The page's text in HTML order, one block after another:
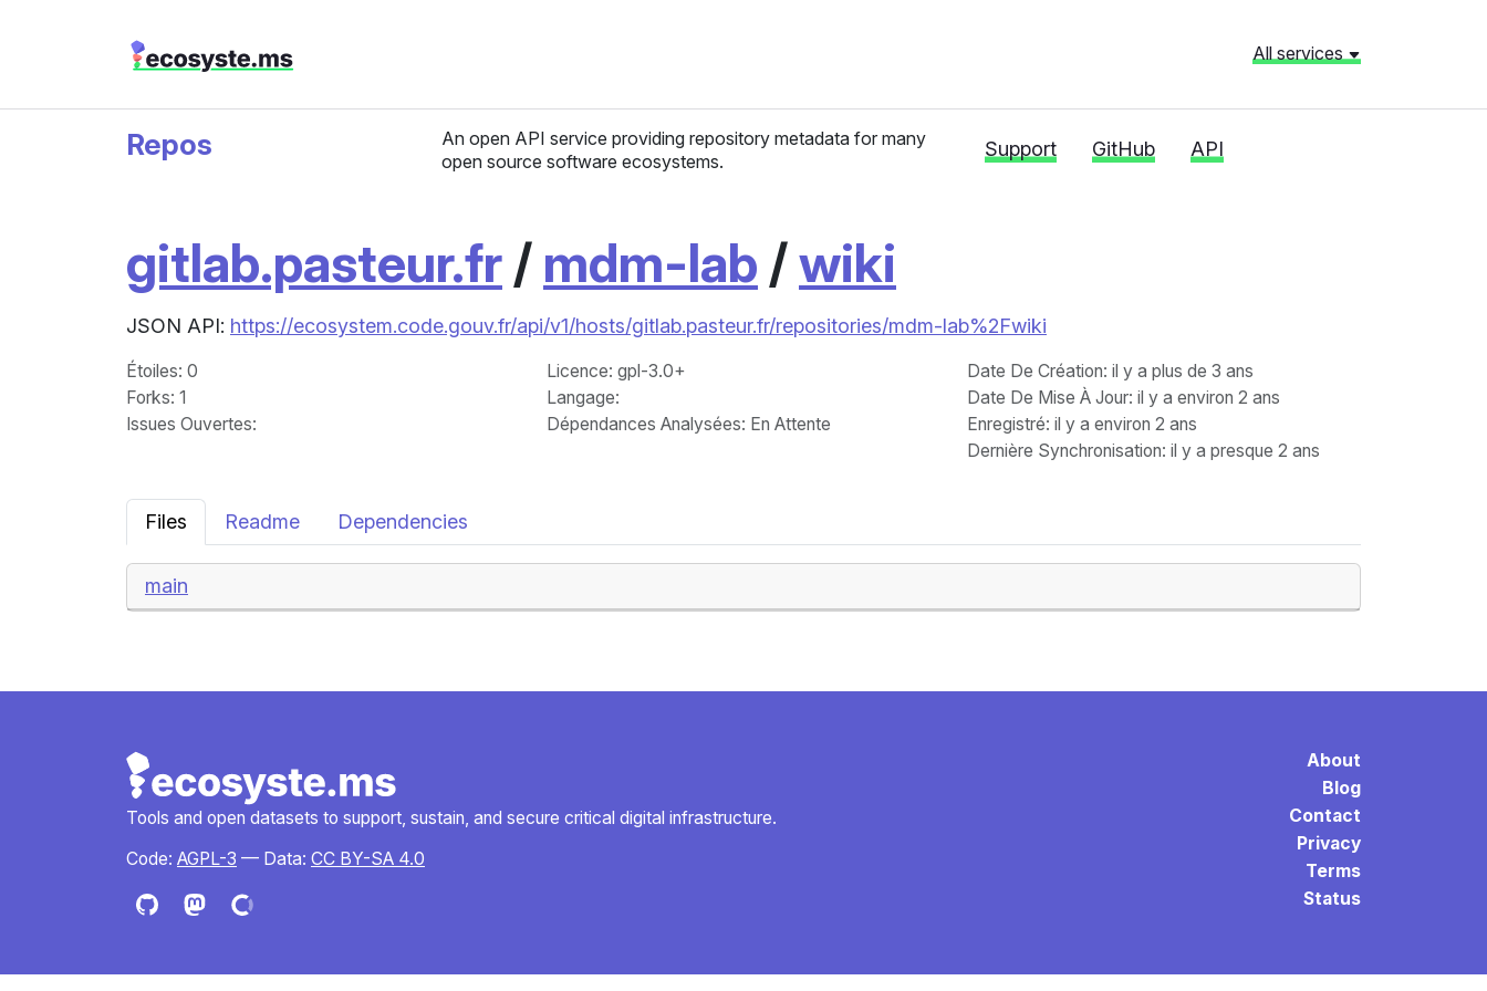
All services
Repos
An open API service providing repository metadata for many
open source software ecosystems.
Support GitHub API
gitlab.pasteur.fr/ mdm-lab /wiki
JSON API: https://ecosystem.code.gouv.fr/api/v1/hosts/gitlab.pasteur.fr/repositories/mdm-lab%2Fwiki
Étoiles: 0
Forks: 1
Issues Ouvertes:
Licence: gpl-3.0+
Langage:
Dépendances Analysées: En Attente
Date De Création: il y a plus de 3 ans
Date De Mise À Jour: il y a environ 2 ans
Enregistré: il y a environ 2 ans
Dernière Synchronisation: il y a presque 2 ans
Files Readme Dependencies
main
Tools and open datasets to support, sustain, and secure critical digital infrastructure.
Code: AGPL-3 — Data: CC BY-SA 4.0
About
Blog
Contact
Privacy
Terms
Status